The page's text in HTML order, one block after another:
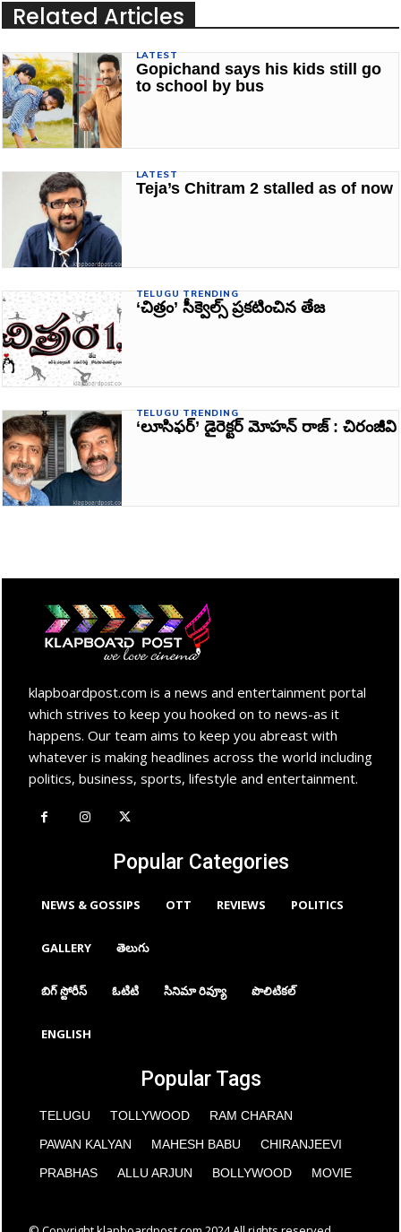
Related Articles
LATEST
Gopichand says his kids still go
to school by bus
LATEST
Teja’s Chitram 2 stalled as of now
TELUGU TRENDING
‘చిత్రం’ సీక్వెల్స్‌ ప్రకటించిన తేజ
TELUGU TRENDING
‘లూసిఫర్‌’ డైరెక్టర్‌ మోహన్‌ రాజ్‌ : చిరంజీవి
klapboardpost.com is a news and entertainment portal
which strives to keep you hooked on to news-as it
happens. Our team aims to keep you abreast with
whatever is making headlines across the world including
politics, business, sports, lifestyle and entertainment.
Popular Categories
NEWS & GOSSIPS OTT REVIEWS POLITICS
GALLERY తెలుగు
బిగ్ స్టోరీస్ ఓటిటి సినిమా రివ్యూ పొలిటికల్
ENGLISH
Popular Tags
TELUGU TOLLYWOOD
RAM CHARAN
PAWAN KALYAN
MAHESH BABU
CHIRANJEEVI
PRABHAS
ALLU ARJUN BOLLYWOOD MOVIE